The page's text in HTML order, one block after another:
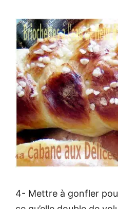
4- Mettre à gonfler